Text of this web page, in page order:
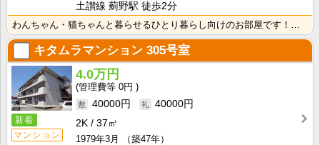
土讃線 薊野駅 徒歩2分
キタムラマンション 305号室
新着
マンション
4.0万円
0円
40000円
40000円
2K
37㎡
1979年3月
（築47年）